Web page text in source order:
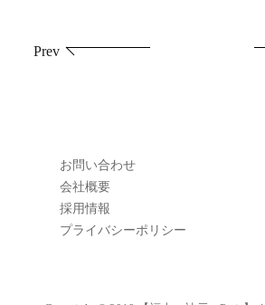
Prev
お問い合わせ
会社概要
採用情報
プライバシーポリシー